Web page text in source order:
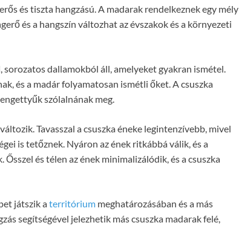
és tiszta hangzású. A madarak rendelkeznek egy mély
és a hangszín változhat az évszakok és a környezeti
sorozatos dallamokból áll, amelyeket gyakran ismétel.
és a madár folyamatosan ismétli őket. A csuszka
szólalnának meg.
Tavasszal a csuszka éneke legintenzívebb, mivel
is tetőznek. Nyáron az ének ritkábbá válik, és a
és télen az ének minimalizálódik, és a csuszka
játszik aterritórium meghatározásában és a más
segítségével jelezhetik más csuszka madarak felé,